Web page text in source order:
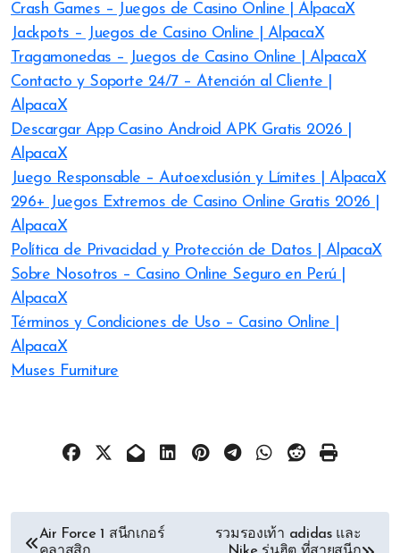
Crash Games – Juegos de Casino Online | AlpacaX
Jackpots – Juegos de Casino Online | AlpacaX
Tragamonedas – Juegos de Casino Online | AlpacaX
Contacto y Soporte 24/7 – Atención al Cliente |
AlpacaX
Descargar App Casino Android APK Gratis 2026 |
AlpacaX
Juego Responsable – Autoexclusión y Límites | AlpacaX
296+ Juegos Extremos de Casino Online Gratis 2026 |
AlpacaX
Política de Privacidad y Protección de Datos | AlpacaX
Sobre Nosotros – Casino Online Seguro en Perú |
AlpacaX
Términos y Condiciones de Uso – Casino Online |
AlpacaX
Muses Furniture
文Air Force 1 สนีกเกอร์
รวมรองเท้า adidas และ